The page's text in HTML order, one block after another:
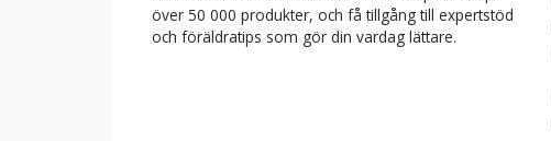
över 50 000 produkter, och få tillgång till expertstöd
och föräldratips som gör din vardag lättare.